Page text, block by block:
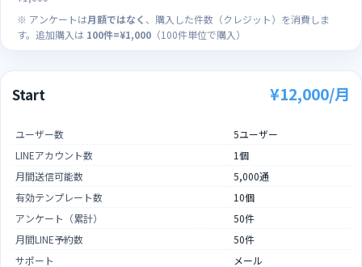
※ アンケートは月額ではなく 、購入した件数（クレジット）を消費しま
す。追加購入は 100件=¥1,000 （100件単位で購入）
Start ¥12,000/月
ユーザー数
5ユーザー
LINEアカウント数
1個
月間送信可能数
5,000通
有効テンプレート数
10個
アンケート（累計）
50件
月間LINE予約数
50件
サポート
メール